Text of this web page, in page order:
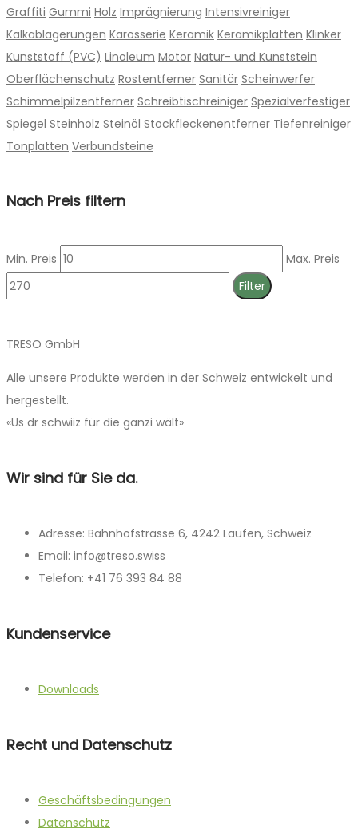
Graffiti Gummi Holz Imprägnierung Intensivreiniger
Kalkablagerungen Karosserie Keramik Keramikplatten Klinker
Kunststoff (PVC) Linoleum Motor Natur- und Kunststein
Oberflächenschutz Rostentferner Sanitär Scheinwerfer
Schimmelpilzentferner Schreibtischreiniger Spezialverfestiger
Spiegel Steinholz Steinöl Stockfleckenentferner Tiefenreiniger
Tonplatten Verbundsteine
Nach Preis filtern
Min. Preis
Max. Preis
Filter
TRESO GmbH
Alle unsere Produkte werden in der Schweiz entwickelt und
hergestellt.
«Us dr schwiiz für die ganzi wält»
Wir sind für Sie da.
Adresse: Bahnhofstrasse 6, 4242 Laufen, Schweiz
Email: info@treso.swiss
Telefon: +41 76 393 84 88
Kundenservice
Downloads
Recht und Datenschutz
Geschäftsbedingungen
Datenschutz